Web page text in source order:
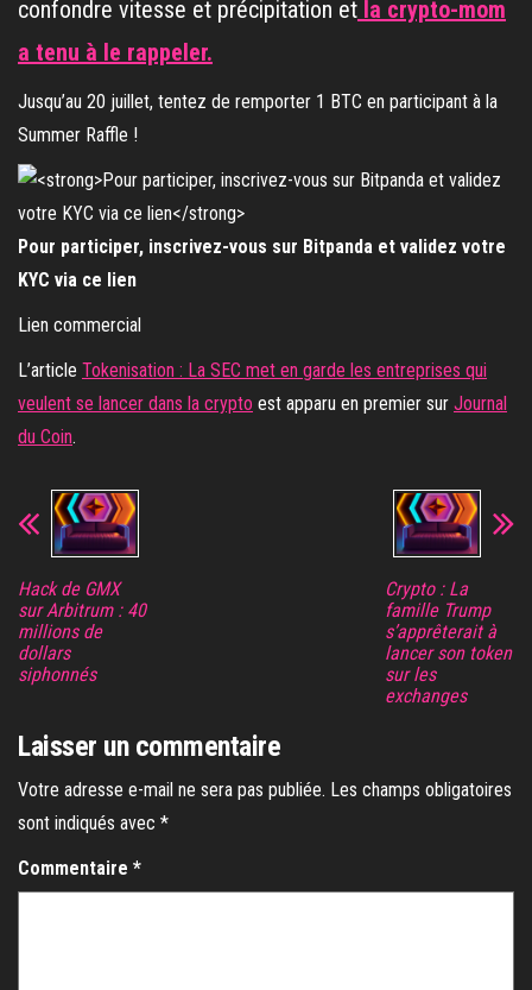
confondre vitesse et précipitation et la crypto-mom
a tenu à le rappeler.
Jusqu’au 20 juillet, tentez de remporter 1 BTC en participant à la
Summer Raffle !
Pour participer, inscrivez-vous sur Bitpanda et validez votre
KYC via ce lien
Lien commercial
L’article Tokenisation : La SEC met en garde les entreprises qui
veulent se lancer dans la crypto est apparu en premier sur Journal
du Coin.
Hack de GMX
sur Arbitrum : 40
millions de
dollars
siphonnés
Crypto : La
famille Trump
s’apprêterait à
lancer son token
sur les
exchanges
Laisser un commentaire
Votre adresse e-mail ne sera pas publiée. Les champs obligatoires
sont indiqués avec *
Commentaire *